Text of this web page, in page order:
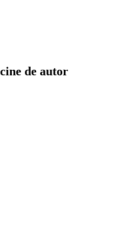
de autor